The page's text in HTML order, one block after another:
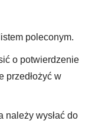
poleconym.
o potwierdzenie
przedłożyć w
należy wysłać do